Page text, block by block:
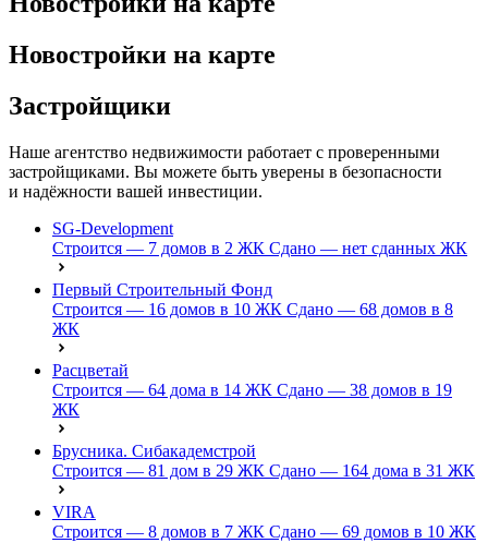
Новостройки на карте
Застройщики
Наше агентство недвижимости работает с проверенными
застройщиками. Вы можете быть уверены в безопасности
и надёжности вашей инвестиции.
SG-Development
Строится — 7 домов в 2 ЖК Сдано — нет сданных ЖК
Первый Строительный Фонд
Строится — 16 домов в 10 ЖК Сдано — 68 домов в 8
ЖК
Расцветай
Строится — 64 дома в 14 ЖК Сдано — 38 домов в 19
ЖК
Брусника. Сибакадемстрой
Строится — 81 дом в 29 ЖК Сдано — 164 дома в 31 ЖК
VIRA
Строится — 8 домов в 7 ЖК Сдано — 69 домов в 10 ЖК